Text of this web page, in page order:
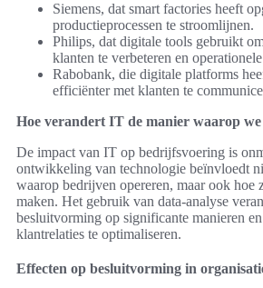
Siemens, dat smart factories heeft
productieprocessen te stroomlijnen.
Philips, dat digitale tools gebruikt
klanten te verbeteren en
Rabobank, die digitale platforms
efficiënter met klanten te
Hoe verandert IT de manier waarop we
De impact van IT op bedrijfsvoering is
ontwikkeling van technologie beïnvloedt
waarop bedrijven opereren, maar ook hoe
maken. Het gebruik van data-analyse
besluitvorming op significante manieren
klantrelaties te optimaliseren.
Effecten op besluitvorming in